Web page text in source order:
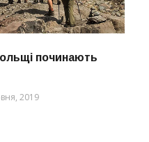
починають
2019